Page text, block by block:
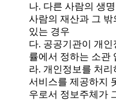
나. 다른 사람의 생
사람의 재산과 그
있는 경우
다. 공공기관이 개
률에서 정하는 소관
라. 개인정보를 처
서비스를 제공하지
우로서 정보주체가